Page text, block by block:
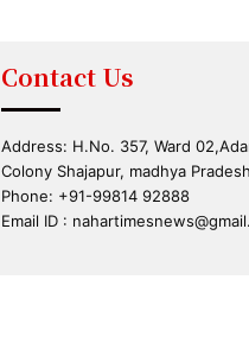
Contact Us
Address: H.No. 357, Ward
Colony Shajapur, madhya
Phone: +91-99814 92888
Email ID :